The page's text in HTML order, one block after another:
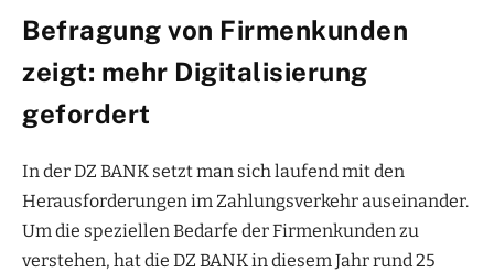
Befragung von Firmenkunden
zeigt: mehr Digitalisierung
gefordert
In der DZ BANK setzt man sich laufend mit den
Herausforderungen im Zahlungsverkehr auseinander.
Um die speziellen Bedarfe der Firmenkunden zu
verstehen, hat die DZ BANK in diesem Jahr rund 25